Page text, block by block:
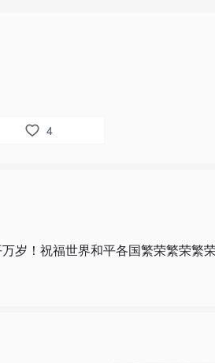
4
岁！祝福世界和平各国繁荣繁荣繁